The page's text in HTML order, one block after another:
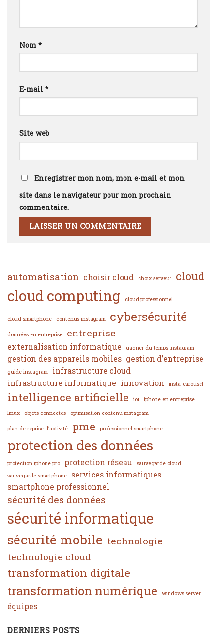
Nom *
E-mail *
Site web
Enregistrer mon nom, mon e-mail et mon
site dans le navigateur pour mon prochain
commentaire.
automatisation choisir cloud choix serveur cloud
cloud computing cloud professionnel
cloud smartphone contenus instagram cybersécurité
données en entreprise entreprise
externalisation informatique gagner du temps instagram
gestion des appareils mobiles gestion d’entreprise
guide instagram
infrastructure cloud
infrastructure informatique innovation insta-carousel
intelligence artificielle iot
iphone en entreprise
linux
objets connectés optimisation contenu instagram
plan de reprise d’activité pme professionnel smartphone
protection des données
protection iphone pro protection réseau
sauvegarde cloud
sauvegarde smartphone
services informatiques
smartphone professionnel
sécurité des données
sécurité informatique
sécurité mobile technologie
technologie cloud
transformation digitale
transformation numérique windows server
équipes
DERNIERS POSTS